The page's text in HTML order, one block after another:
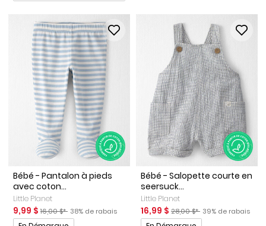
Bébé - Pantalon à pieds
avec coton...
Little Planet
Prix de solde
9,99 $Prix ​​de détail suggéré par le fabricant
16,00 $* Pourcentage de rabais
38% de rabais
Promotions
Bébé - Salopette courte en
seersuck...
Little Planet
Prix de solde
16,99 $ Prix ​​de détail suggéré par
28,00 $* Pourcentage de
39% de rabais
Promotions